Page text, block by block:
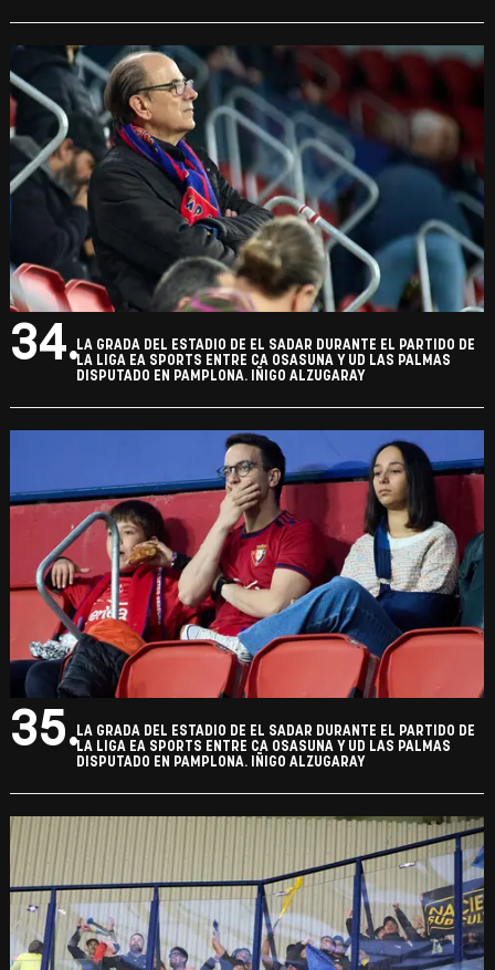
34.LA GRADA DEL ESTADIO DE EL SADAR DURANTE EL PARTIDO DE
LA LIGA EA SPORTS ENTRE CA OSASUNA Y UD LAS PALMAS
DISPUTADO EN PAMPLONA. IÑIGO ALZUGARAY
35.LA GRADA DEL ESTADIO DE EL SADAR DURANTE EL PARTIDO DE
LA LIGA EA SPORTS ENTRE CA OSASUNA Y UD LAS PALMAS
DISPUTADO EN PAMPLONA. IÑIGO ALZUGARAY